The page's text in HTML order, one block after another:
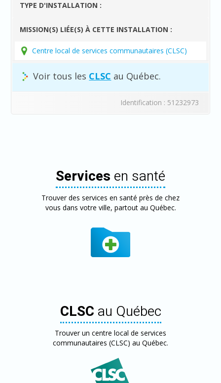
TYPE D'INSTALLATION :
MISSION(S) LIÉE(S) À CETTE INSTALLATION :
Centre local de services communautaires (CLSC)
Voir tous les CLSC au Québec.
Identification : 51232973
Services en santé
Trouver des services en santé près de chez
vous dans votre ville, partout au Québec.
CLSC au Québec
Trouver un centre local de services
communautaires (CLSC) au Québec.